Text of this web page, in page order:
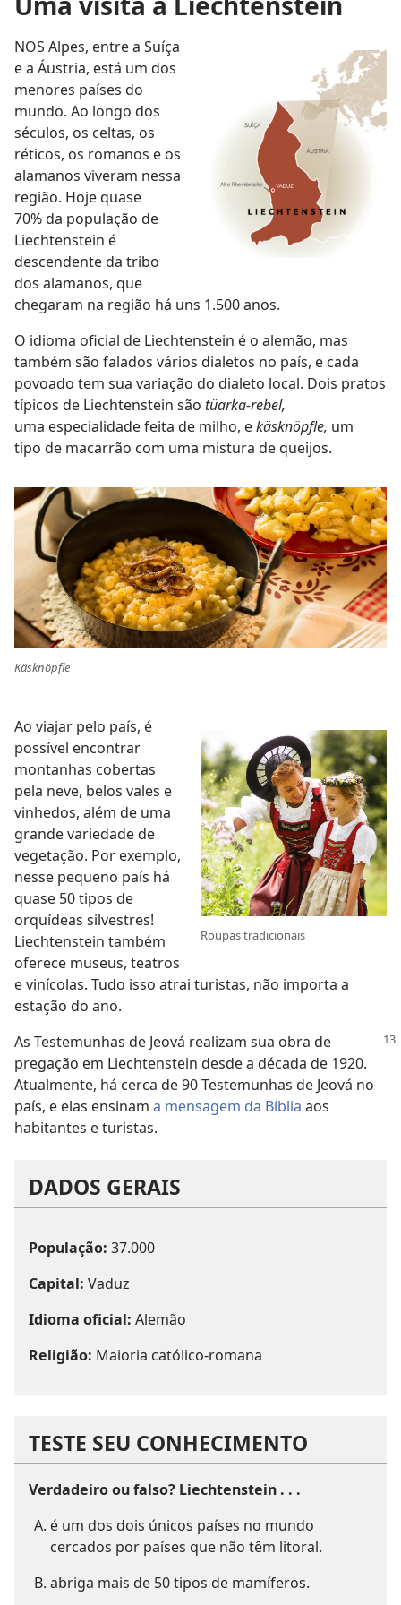
NOS Alpes, entre a Suíça
e a Áustria, está um dos
menores países do
mundo. Ao longo dos
séculos, os celtas, os
réticos, os romanos e os
alamanos viveram nessa
região. Hoje quase
70% da população de
Liechtenstein é
descendente da tribo
dos alamanos, que
chegaram na região há uns 1.500 anos.
O idioma oficial de Liechtenstein é o alemão, mas
também são falados vários dialetos no país, e cada
povoado tem sua variação do dialeto local. Dois pratos
típicos de Liechtenstein são tüarka-rebel,
uma especialidade feita de milho, ekäsknöpfle, um
tipo de macarrão com uma mistura de queijos.
Käsknöpfle
Roupas tradicionais
Ao viajar pelo país, é
possível encontrar
montanhas cobertas
pela neve, belos vales e
vinhedos, além de uma
grande variedade de
vegetação. Por exemplo,
nesse pequeno país há
quase 50 tipos de
orquídeas silvestres!
Liechtenstein também
oferece museus, teatros
e vinícolas. Tudo isso atrai turistas, não importa a
estação do ano.
As Testemunhas de Jeová realizam sua obra de
pregação em Liechtenstein desde a década de 1920.
Atualmente, há cerca de 90 Testemunhas de Jeová no
país, e elas ensinam a mensagem da Bíblia aos
habitantes e turistas.
DADOS GERAIS
População: 37.000
Capital: Vaduz
Idioma oficial: Alemão
Religião: Maioria católico-romana
TESTE SEU CONHECIMENTO
Verdadeiro ou falso? Liechtenstein . . .
é um dos dois únicos países no mundo
cercados por países que não têm litoral.
abriga mais de 50 tipos de mamíferos.